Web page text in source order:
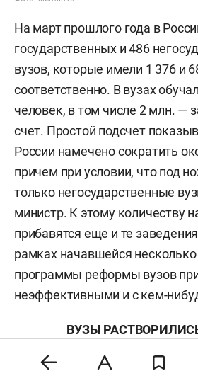
На март прошлого года в
государственных и 486
вузов, которые имели 1 376 и
соответственно. В вузах
человек, в том числе 2 млн. —
счет. Простой подсчет
России намечено сократить
причем при условии, что под
только негосударственные
министр. К этому количеству
прибавятся еще и те
рамках начавшейся несколько
программы реформы вузов
неэффективными и с кем-
ВУЗЫ